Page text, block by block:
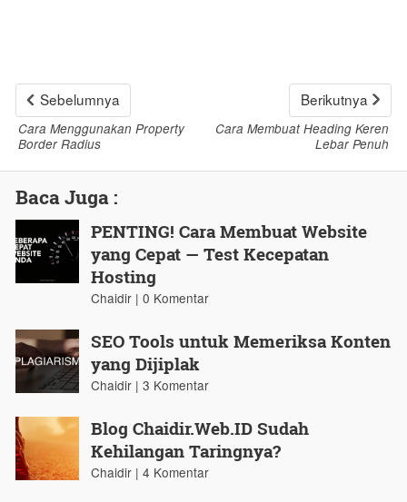
Sebelumnya Berikutnya
Cara Menggunakan Property
Border Radius
Cara Membuat Heading Keren
Lebar Penuh
Baca Juga :
PENTING! Cara Membuat Website
yang Cepat — Test Kecepatan
Hosting
Chaidir | 0 Komentar
SEO Tools untuk Memeriksa Konten
yang Dijiplak
Chaidir | 3 Komentar
Blog Chaidir.Web.ID Sudah
Kehilangan Taringnya?
Chaidir | 4 Komentar